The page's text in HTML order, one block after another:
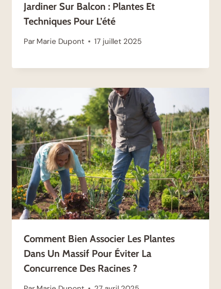
Jardiner Sur Balcon : Plantes Et
Techniques Pour L’été
Par Marie Dupont 17 juillet 2025
Comment Bien Associer Les Plantes
Dans Un Massif Pour Éviter La
Concurrence Des Racines ?